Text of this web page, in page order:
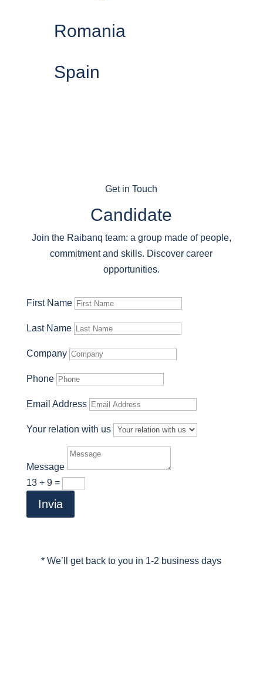
Romania
Spain
Get in Touch
Candidate
Join the Raibanq team: a group made of people,
commitment and skills. Discover career
opportunities.
First Name
Last Name
Company
Phone
Email Address
Your relation with us
Message
13 + 9=
Invia
* We’ll get back to you in 1-2 business days